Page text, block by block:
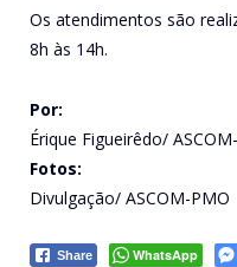
Os atendimentos são
8h às 14h.
Por:
Érique Figueirêdo/
Fotos:
Divulgação/ ASCOM-PMO
Share WhatsApp